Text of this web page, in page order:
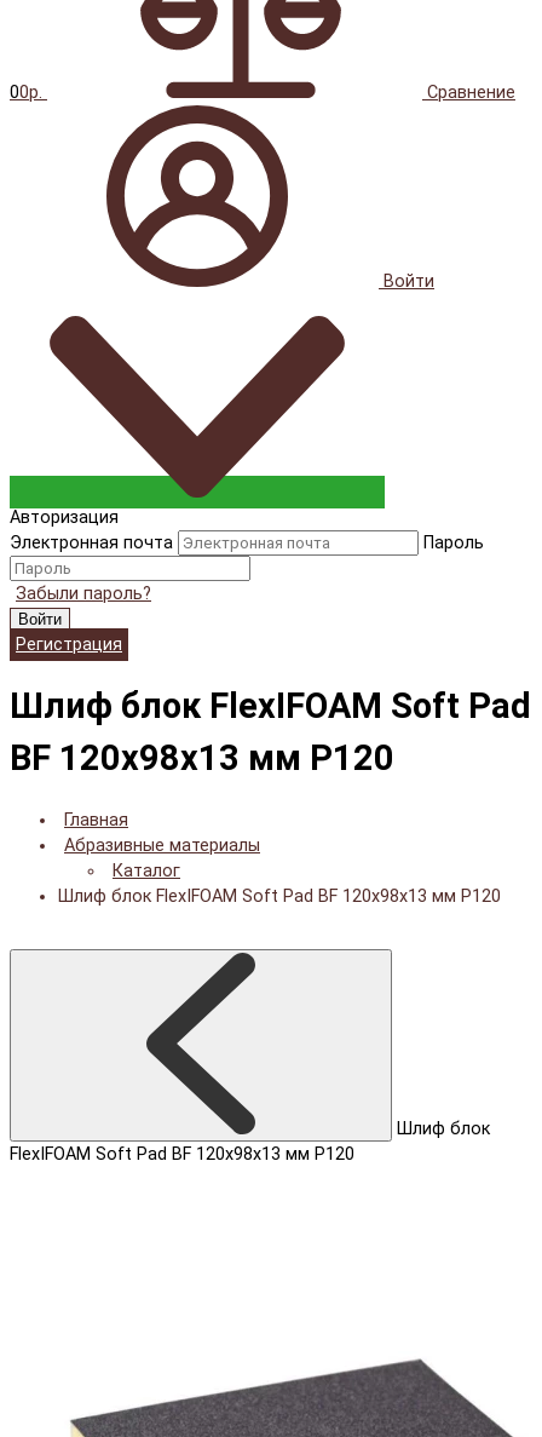
00р. Сравнение
Войти
Авторизация
Электронная почта
Пароль
Забыли пароль?
Войти
Регистрация
Шлиф блок FlexIFOAM Soft Pad
BF 120x98x13 мм P120
Главная
Абразивные материалы
Каталог
Шлиф блок FlexIFOAM Soft Pad BF 120x98x13 мм P120
Шлиф блок
FlexIFOAM Soft Pad BF 120x98x13 мм P120